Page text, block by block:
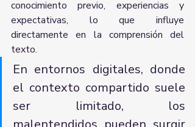
conocimiento previo, experiencias y
expectativas, lo que influye
directamente en la comprensión del
texto.
En entornos digitales, donde
el contexto compartido suele
ser limitado, los